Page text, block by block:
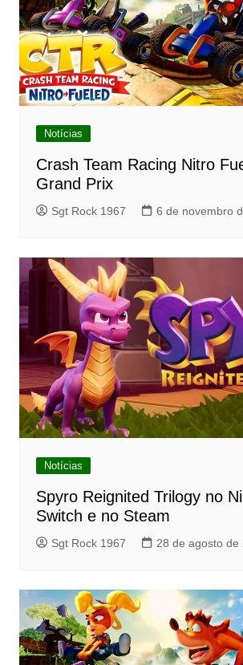
Notícias
Crash Team Racing Nitro
Grand Prix
Sgt Rock 1967 6 de novembro
Notícias
Spyro Reignited Trilogy no
Switch e no Steam
Sgt Rock 1967 28 de agosto de